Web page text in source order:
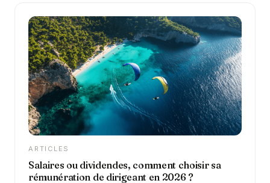
permettent à nouveau d’obtenir des rendements
intéressants… mais la réalité est plus nuancée qu’il n’y
paraît. Derrière cette promesse se cache une question
essentielle : peut-on réellement obtenir 5 % sans
aucun risque ?
ARTICLES
Salaires ou dividendes, comment choisir sa
rémunération de dirigeant en 2026 ?